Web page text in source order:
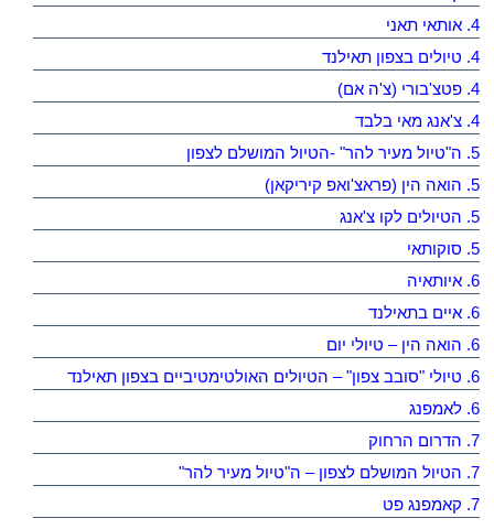
4. אותאי תאני
4. טיולים בצפון תאילנד
4. פטצ'בורי (צ'ה אם)
4. צ'אנג מאי בלבד
5. ה"טיול מעיר להר" -הטיול המושלם לצפון
5. הואה הין (פראצ'ואפ קיריקאן)
5. הטיולים לקו צ'אנג
5. סוקותאי
6. איותאיה
6. איים בתאילנד
6. הואה הין – טיולי יום
6. טיולי "סובב צפון" – הטיולים האולטימטיביים בצפון תאילנד
6. לאמפנג
7. הדרום הרחוק
7. הטיול המושלם לצפון – ה"טיול מעיר להר"
7. קאמפנג פט